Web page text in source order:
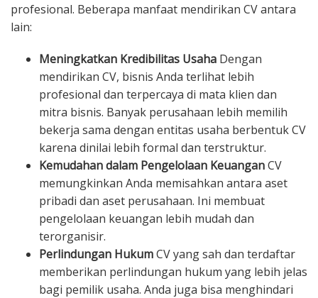
profesional. Beberapa manfaat mendirikan CV antara
lain:
Meningkatkan Kredibilitas Usaha Dengan
mendirikan CV, bisnis Anda terlihat lebih
profesional dan terpercaya di mata klien dan
mitra bisnis. Banyak perusahaan lebih memilih
bekerja sama dengan entitas usaha berbentuk CV
karena dinilai lebih formal dan terstruktur.
Kemudahan dalam Pengelolaan KeuanganCV
memungkinkan Anda memisahkan antara aset
pribadi dan aset perusahaan. Ini membuat
pengelolaan keuangan lebih mudah dan
terorganisir.
Perlindungan HukumCV yang sah dan terdaftar
memberikan perlindungan hukum yang lebih jelas
bagi pemilik usaha. Anda juga bisa menghindari